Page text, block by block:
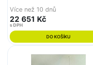
Více než 10 dnů
22 651 Kč
s DPH
DO KOŠÍKU